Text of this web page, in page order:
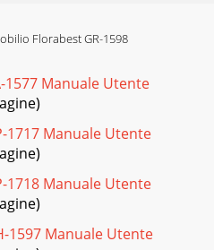
Florabest GR-1598
Manuale Utente
1717 Manuale Utente
1718 Manuale Utente
1597 Manuale Utente